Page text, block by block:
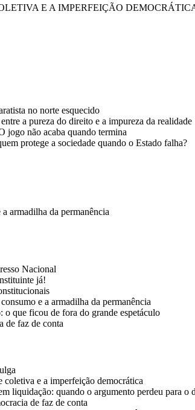
E A IMPERFEIÇÃO DEMOCRÁTICA /
no norte esquecido
a pureza do direito e a impureza da realidade
jogo não acaba quando termina
protege a sociedade quando o Estado falha?
armadilha da permanência
Nacional
já!
e a armadilha da permanência
que ficou de fora do grande espetáculo
de faz de conta
e a imperfeição democrática
liquidação: quando o argumento perdeu para o
de faz de conta